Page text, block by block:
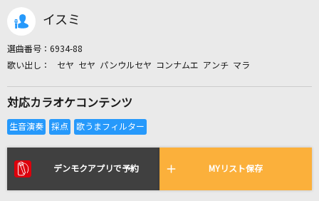
全国りれき
リアルタイムで歌われている曲の一覧
イスミ
選曲番号： 6934-88
セヤ セヤ パンウルセヤ コンナムエ アンチ マラ
対応カラオケコンテンツ
デンモクアプリで予約 MYリスト保存